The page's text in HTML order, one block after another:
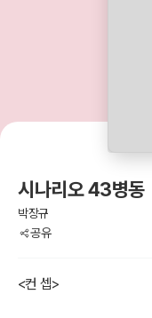
시나리오 43병동
박장규
공유
<컨 셉>